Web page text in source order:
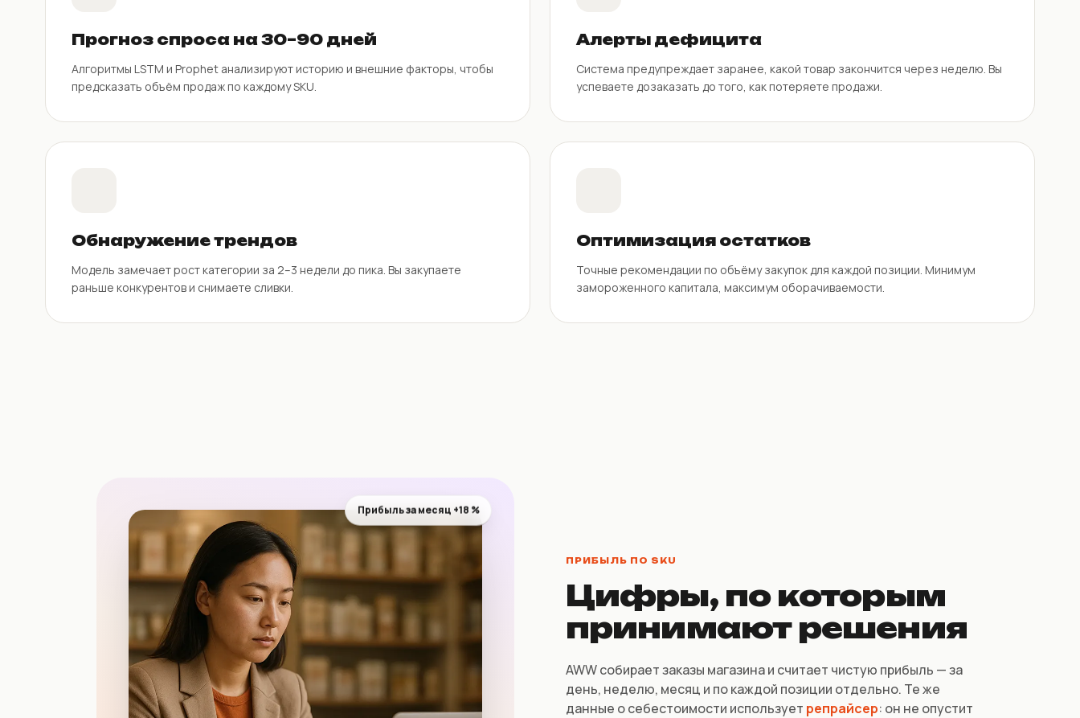
Прогноз спроса на 30–90 дней
Алгоритмы LSTM и Prophet анализируют историю и внешние факторы, чтобы
предсказать объём продаж по каждому SKU.
Алерты дефицита
Система предупреждает заранее, какой товар закончится через неделю. Вы
успеваете дозаказать до того, как потеряете продажи.
Обнаружение трендов
Модель замечает рост категории за 2–3 недели до пика. Вы закупаете
раньше конкурентов и снимаете сливки.
Оптимизация остатков
Точные рекомендации по объёму закупок для каждой позиции. Минимум
замороженного капитала, максимум оборачиваемости.
Прибыль за месяц +18 %
ПРИБЫЛЬ ПО SKU
Цифры, по которым
принимают решения
AWW собирает заказы магазина и считает чистую прибыль — за
день, неделю, месяц и по каждой позиции отдельно. Те же
данные о себестоимости использует репрайсер: он не опустит